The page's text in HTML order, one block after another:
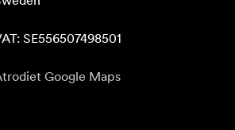
SE556507498501
Google Maps